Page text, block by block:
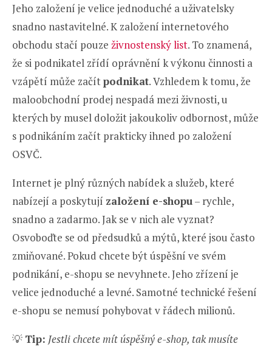
Jeho založení je velice jednoduché a uživatelsky
snadno nastavitelné. K založení internetového
obchodu stačí pouze živnostenský list. To znamená,
že si podnikatel zřídí oprávnění k výkonu činnosti a
vzápětí může začítpodnikat. Vzhledem k tomu, že
maloobchodní prodej nespadá mezi živnosti, u
kterých by musel doložit jakoukoliv odbornost, může
s podnikáním začít prakticky ihned po založení
OSVČ.
Internet je plný různých nabídek a služeb, které
nabízejí a poskytují založení e-shopu– rychle,
snadno a zadarmo. Jak se v nich ale vyznat?
Osvoboďte se od předsudků a mýtů, které jsou často
zmiňované. Pokud chcete být úspěšní ve svém
podnikání, e-shopu se nevyhnete. Jeho zřízení je
velice jednoduché a levné. Samotné technické řešení
e-shopu se nemusí pohybovat v řádech milionů.
💡 Tip: Jestli chcete mít úspěšný e-shop, tak musíte